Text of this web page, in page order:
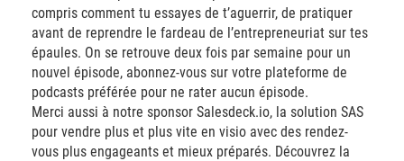
compris comment tu essayes de t’aguerrir, de pratiquer
avant de reprendre le fardeau de l’entrepreneuriat sur tes
épaules. On se retrouve deux fois par semaine pour un
nouvel épisode, abonnez-vous sur votre plateforme de
podcasts préférée pour ne rater aucun épisode.
Merci aussi à notre sponsor Salesdeck.io, la solution SAS
pour vendre plus et plus vite en visio avec des rendez-
vous plus engageants et mieux préparés. Découvrez la